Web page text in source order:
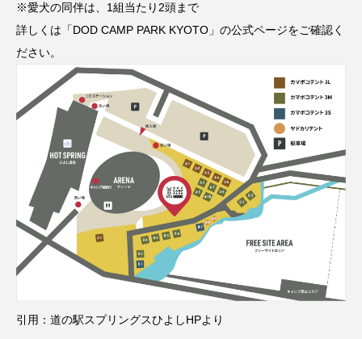
※愛犬の同伴は、1組当たり2頭まで
詳しくは「DOD CAMP PARK KYOTO」の公式ページをご確認く
ださい。
引用：道の駅スプリングスひよしHPより